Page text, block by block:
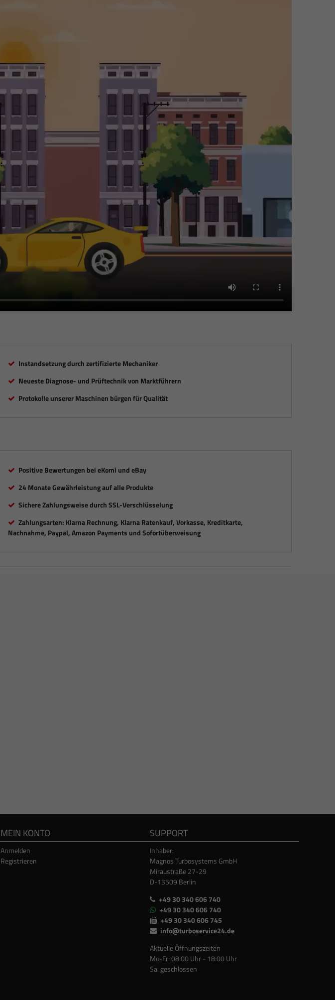
Instandsetzung durch zertifizierte Mechaniker
Neueste Diagnose- und Prüftechnik von Marktführern
Protokolle unserer Maschinen bürgen für Qualität
Positive Bewertungen bei eKomi und eBay
24 Monate Gewährleistung auf alle Produkte
Sichere Zahlungsweise durch SSL-Verschlüsselung
Zahlungsarten: Klarna Rechnung, Klarna Ratenkauf, Vorkasse, Kreditkarte,
Nachnahme, Paypal, Amazon Payments und Sofortüberweisung
MEIN KONTO
Anmelden
Registrieren
SUPPORT
Inhaber:
Magnos Turbosystems GmbH
Miraustraße 27-29
D-13509 Berlin
+49 30 340 606 740
+49 30 340 606 740
+49 30 340 606 745
info@turboservice24.de
Aktuelle Öffnungszeiten
Mo-Fr: 08:00 Uhr - 18:00 Uhr
Sa: geschlossen